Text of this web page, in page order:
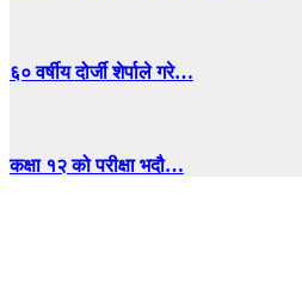
६० वर्षीय दोर्जी शेर्पाले गरे…
कक्षा १२ को परीक्षा भदौ…